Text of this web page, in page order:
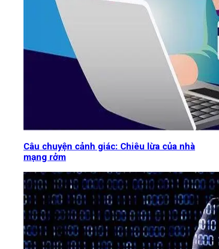
Câu chuyện cảnh giác: Chiêu lừa của nhà
mạng rởm